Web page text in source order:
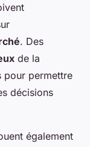
. Des
de la
pour permettre
décisions
également